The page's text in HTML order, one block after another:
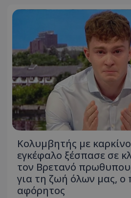
Κολυμβητής με
εγκέφαλο ξέσπασε σε
τον Βρετανό
για τη ζωή όλων μας, ο
αφόρητος